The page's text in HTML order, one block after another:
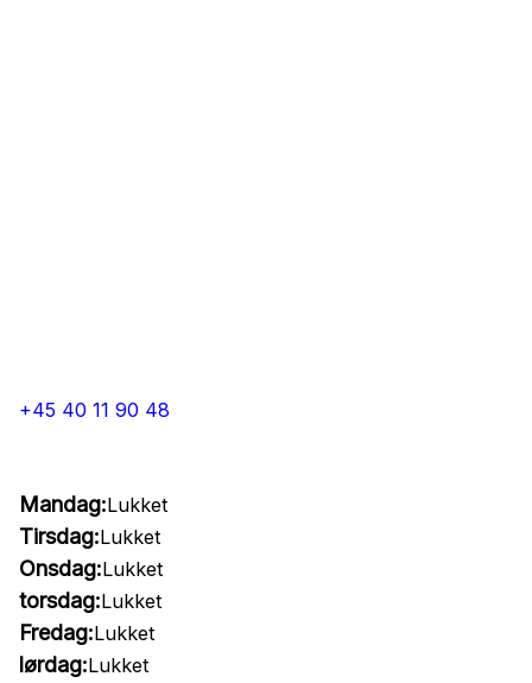
+45 40 11 90 48
Mandag:Lukket
Tirsdag:Lukket
Onsdag:Lukket
torsdag:Lukket
Fredag:Lukket
lørdag:Lukket